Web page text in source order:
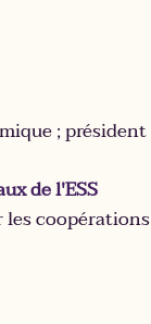
; président
de l'ESS
coopérations